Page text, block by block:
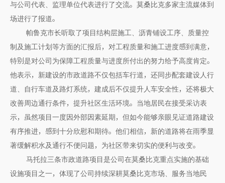
与公司代表、监理单位代表进行了交流。莫桑比克多家主流媒体到
场进行了报道。
帕鲁克市长听取了项目结构层施工、沥青铺设工序、质量控
制及施工计划等方面的汇报后，对工程质量和施工进度感到满意，
特别是对公司为保障工程质量与进度所付出的努力给予高度肯定。
他表示，新建设的市政道路不仅包括车行道，还同步配套建设人行
道、自行车道及路灯系统，建成后不仅提升人车安全性，还将极大
改善周边通行条件，提升社区生活环境。当地居民在接受采访表
示，虽然项目一度因外部因素延期，但如今能够亲眼见证道路建设
有序推进，感到十分欣慰和期待。他们相信，新的道路将在雨季显
著缓解积水及通行不便问题，为社区带来切实的便利与改变。
马托拉三条市政道路项目是公司在莫桑比克重点实施的基础
设施项目之一，体现了公司持续深耕莫桑比克市场、服务当地民